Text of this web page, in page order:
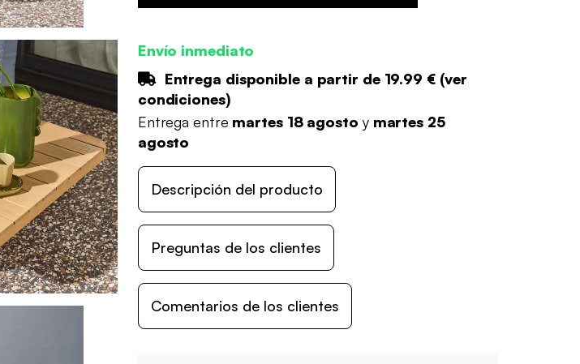
Envío inmediato
Entrega disponible a partir de 19.99 €(ver
condiciones)
Entrega entre martes 18 agosto y martes 25
agosto
Descripción del producto
Preguntas de los clientes
Comentarios de los clientes